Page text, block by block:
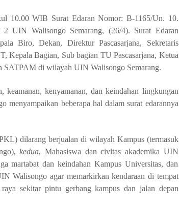
10.00 WIB Surat Edaran Nomor: B-1165/Un. 10.
UIN Walisongo Semarang, (26/4). Surat Edaran
Biro, Dekan, Direktur Pascasarjana, Sekretaris
Kepala Bagian, Sub bagian TU Pascasarjana, Ketua
di wilayah UIN Walisongo Semarang.
keamanan, kenyamanan, dan keindahan lingkungan
beberapa hal dalam surat edarannya
dilarang berjualan di wilayah Kampus (termasuk
kedua, Mahasiswa dan civitas akademika UIN
martabat dan keindahan Kampus Universitas, dan
Walisongo agar memarkirkan kendaraan di tempat
sekitar pintu gerbang kampus dan jalan depan